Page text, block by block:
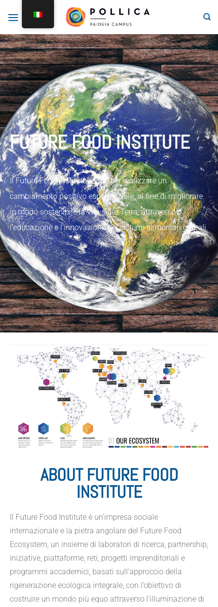
FUTURE FOOD INSTITUTE
Il Future Food Institute esiste per realizzare un
cambiamento positivo esponenziale, al fine di migliorare
in modo sostenibile la vita sulla Terra, attraverso
l’educazione e l’innovazione nei sistemi alimentari globali.
ABOUT FUTURE FOOD
INSTITUTE
Il Future Food Institute è un’impresa sociale
internazionale e la pietra angolare del Future Food
Ecosystem, un insieme di laboratori di ricerca, partnership,
iniziative, piattaforme, reti, progetti imprenditoriali e
programmi accademici, basati sull’approccio della
rigenerazione ecologica integrale, con l’obiettivo di
costruire un mondo più equo attraverso l’illuminazione di